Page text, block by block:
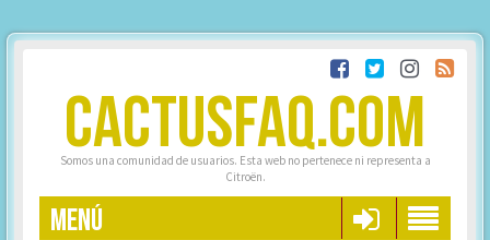
CACTUSFAQ.COM
Somos una comunidad de usuarios. Esta web no pertenece ni representa a
Citroën.
MENÚ